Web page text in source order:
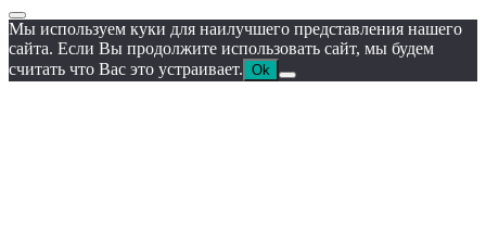
Мы используем куки для наилучшего представления нашего
сайта. Если Вы продолжите использовать сайт, мы будем
считать что Вас это устраивает. Ok